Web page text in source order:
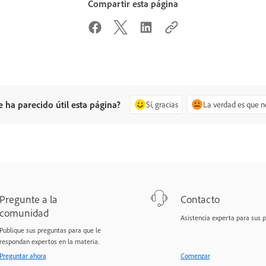
Compartir esta página
ha parecido útil esta página? Sí, gracias La verdad es que
a la
sus preguntas para que le
expertos en la materia.
ahora
Contacto
Asistencia experta para sus
Comenzar